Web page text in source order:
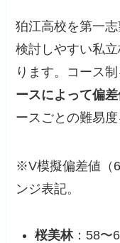
狛江高校を第一
検討しやすい私
ります。コース
ースによって偏
ースごとの難易
※V模擬偏差値（
ンジ表記。
桜美林：58〜